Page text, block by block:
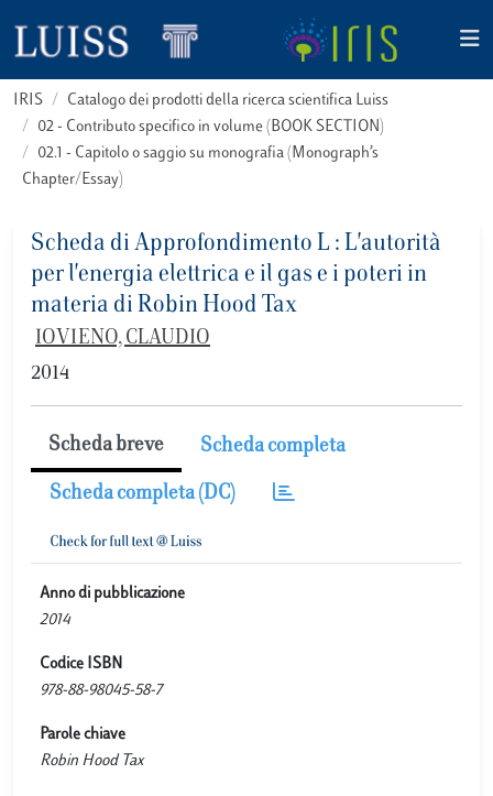
IRIS
Catalogo dei prodotti della ricerca scientifica Luiss
02 - Contributo specifico in volume (BOOK SECTION)
02.1 - Capitolo o saggio su monografia (Monograph’s
Chapter/Essay)
Scheda di Approfondimento L : L'autorità
per l'energia elettrica e il gas e i poteri in
materia di Robin Hood Tax
IOVIENO, CLAUDIO
2014
Scheda breve Scheda completa
Scheda completa (DC)
Anno di pubblicazione
2014
Codice ISBN
978-88-98045-58-7
Parole chiave
Robin Hood Tax